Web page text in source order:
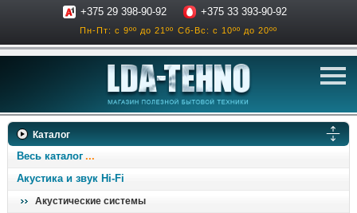
+375 29 398-90-92 +375 33 393-90-92
Пн-Пт: с 9ºº до 21ºº Сб-Вс: с 10ºº до 20ºº
телевизоры
ресиверы, усилители
Каталог
Весь каталог
Акустика и звук Hi-Fi
Акустические системы